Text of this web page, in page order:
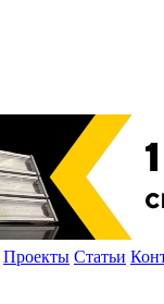
Проекты Статьи